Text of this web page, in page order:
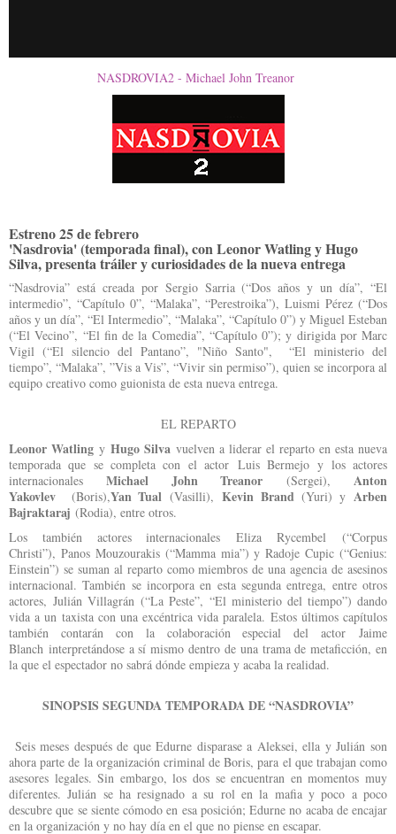
NASDROVIA2 - Michael John Treanor
Estreno 25 de febrero
'Nasdrovia' (temporada final), con Leonor Watling y Hugo
Silva, presenta tráiler y curiosidades de la nueva entrega
“Nasdrovia” está creada por Sergio Sarria (“Dos años y un día”, “El
intermedio”, “Capítulo 0”, “Malaka”, “Perestroika”), Luismi Pérez (“Dos
años y un día”, “El Intermedio”, “Malaka”, “Capítulo 0”) y Miguel Esteban
(“El Vecino”, “El fin de la Comedia”, “Capítulo 0”); y dirigida por Marc
Vigil (“El silencio del Pantano”, "Niño Santo", “El ministerio del
tiempo”, “Malaka”, ”Vis a Vis”, “Vivir sin permiso”), quien se incorpora al
equipo creativo como guionista de esta nueva entrega.
EL REPARTO
Leonor Watling y Hugo Silva vuelven a liderar el reparto en esta nueva
temporada que se completa con el actor Luis Bermejo y los actores
internacionalesMichael John Treanor (Sergei),Anton
Yakovlev (Boris),Yan Tual (Vasilli), Kevin Brand(Yuri) yArben
Bajraktaraj (Rodia), entre otros.
Los también actores internacionales Eliza Rycembel (“Corpus
Christi”), Panos Mouzourakis (“Mamma mia”) y Radoje Cupic (“Genius:
Einstein”) se suman al reparto como miembros de una agencia de asesinos
internacional. También se incorpora en esta segunda entrega, entre otros
actores, Julián Villagrán (“La Peste”, “El ministerio del tiempo”) dando
vida a un taxista con una excéntrica vida paralela. Estos últimos capítulos
también contarán con la colaboración especial del actor Jaime
Blanch interpretándose a sí mismo dentro de una trama de metaficción, en
la que el espectador no sabrá dónde empieza y acaba la realidad.
SINOPSIS SEGUNDA TEMPORADA DE “NASDROVIA”
Seis meses después de que Edurne disparase a Aleksei, ella y Julián son
ahora parte de la organización criminal de Boris, para el que trabajan como
asesores legales. Sin embargo, los dos se encuentran en momentos muy
diferentes. Julián se ha resignado a su rol en la mafia y poco a poco
descubre que se siente cómodo en esa posición; Edurne no acaba de encajar
en la organización y no hay día en el que no piense en escapar.